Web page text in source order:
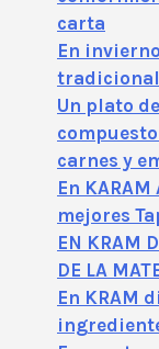
carta
En
Un plato
carnes y
En
mejores
EN KRAM
DE LA
En KRAM